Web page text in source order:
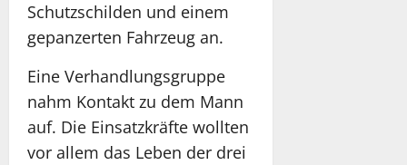
Schutzschilden und einem
gepanzerten Fahrzeug an.
Eine Verhandlungsgruppe
nahm Kontakt zu dem Mann
auf. Die Einsatzkräfte wollten
vor allem das Leben der drei